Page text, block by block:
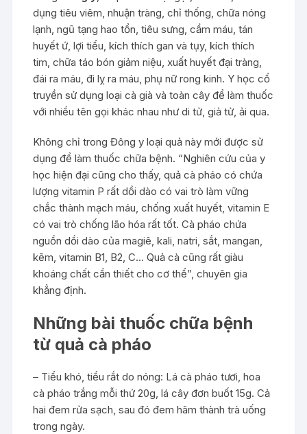
dụng tiêu viêm, nhuận tràng, chỉ thống, chữa nóng
lạnh, ngũ tạng hao tổn, tiêu sưng, cầm máu, tán
huyết ứ, lợi tiểu, kích thích gan và tụy, kích thích
tim, chữa táo bón giảm niệu, xuất huyết đại tràng,
đái ra máu, đi lỵ ra máu, phụ nữ rong kinh. Y học cổ
truyền sử dụng loại cà già và toàn cây để làm thuốc
với nhiều tên gọi khác nhau như di tử, giả tử, ải qua.
Không chỉ trong Đông y loại quả này mới được sử
dụng để làm thuốc chữa bệnh. “Nghiên cứu của y
học hiện đại cũng cho thấy, quả cà pháo có chứa
lượng vitamin P rất dồi dào có vai trò làm vững
chắc thành mạch máu, chống xuất huyết, vitamin E
có vai trò chống lão hóa rất tốt. Cà pháo chứa
nguồn dồi dào của magiê, kali, natri, sắt, mangan,
kẽm, vitamin B1, B2, C… Quả cà cũng rất giàu
khoáng chất cần thiết cho cơ thể”, chuyên gia
khẳng định.
Những bài thuốc chữa bệnh
từ quả cà pháo
– Tiểu khó, tiểu rắt do nóng: Lá cà pháo tươi, hoa
cà pháo trắng mỗi thứ 20g, lá cây đơn buốt 15g. Cả
hai đem rửa sạch, sau đó đem hãm thành trà uống
trong ngày.